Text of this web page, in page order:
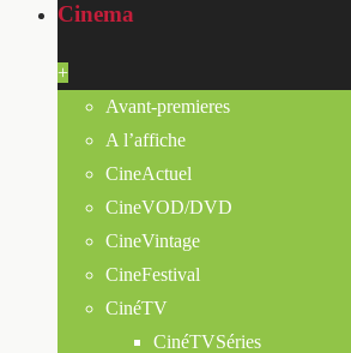
Cinema
+
Avant-premieres
A l’affiche
CineActuel
CineVOD/DVD
CineVintage
CineFestival
CinéTV
CinéTVSéries